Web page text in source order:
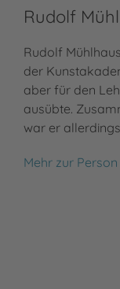
Rudolf
Rudolf
der
aber für den
ausübte.
war er
Mehr zur Person
Rudolf Mühlhaus